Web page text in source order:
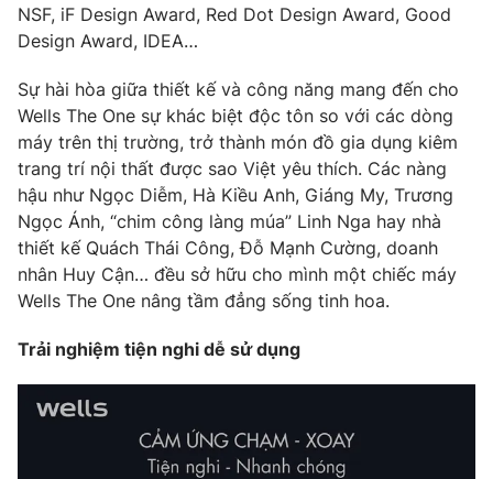
Liên hệ tòa soạn
THỜI BÁO VTV
Theo dõi báo trên
Cơ quan báo chí:Thời báo VTV
Giấy phép hoạt động báo in và báo điện tử số 483/GP-BTTTT
cấp ngày 29/12/2023
Vũ Thanh Thủy
Phó Tổng Biên tập:Nguyễn Thị Mỹ Hạnh, Phạm Quốc Thắng,
NSF, iF Design Award, Red Dot Design Award, Good
Design Award, IDEA…
Sự hài hòa giữa thiết kế và công năng mang đến cho
Wells The One sự khác biệt độc tôn so với các dòng
máy trên thị trường, trở thành món đồ gia dụng kiêm
trang trí nội thất được sao Việt yêu thích. Các nàng
hậu như Ngọc Diễm, Hà Kiều Anh, Giáng My, Trương
Ngọc Ánh, “chim công làng múa” Linh Nga hay nhà
thiết kế Quách Thái Công, Đỗ Mạnh Cường, doanh
nhân Huy Cận… đều sở hữu cho mình một chiếc máy
Wells The One nâng tầm đẳng sống tinh hoa.
Trải nghiệm tiện nghi dễ sử dụng